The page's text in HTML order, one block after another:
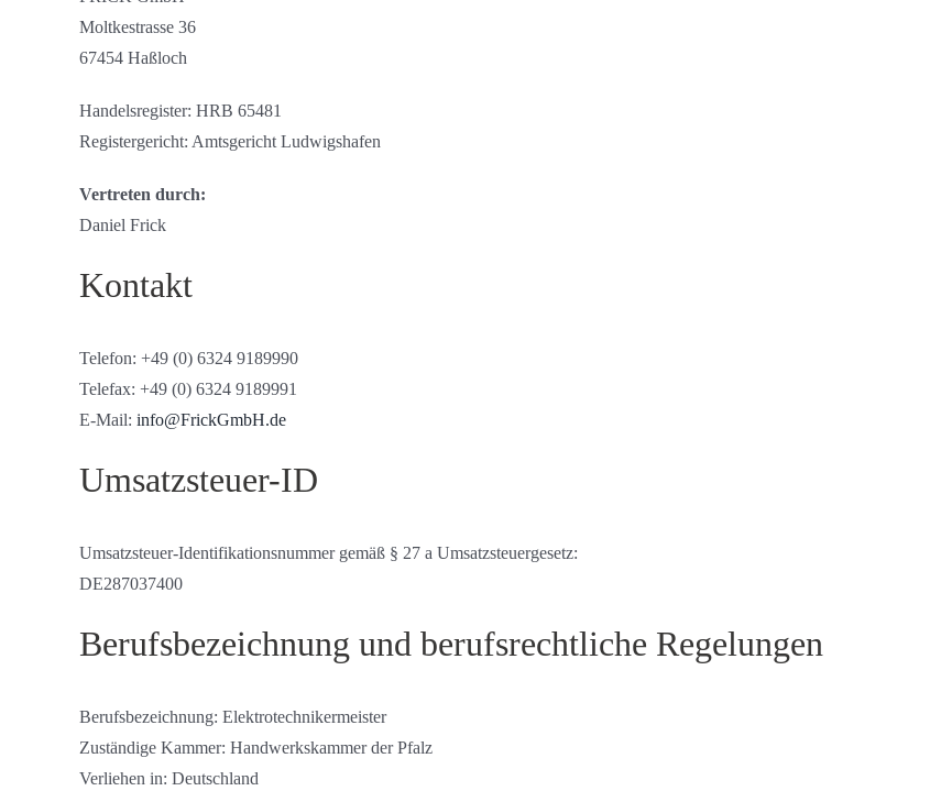
Moltkestrasse 36
67454 Haßloch
Handelsregister: HRB 65481
Registergericht: Amtsgericht Ludwigshafen
Vertreten durch:
Daniel Frick
Kontakt
Telefon: +49 (0) 6324 9189990
Telefax: +49 (0) 6324 9189991
E-Mail: info@FrickGmbH.de
Umsatzsteuer-ID
Umsatzsteuer-Identifikationsnummer gemäß § 27 a Umsatzsteuergesetz:
DE287037400
Berufsbezeichnung und berufsrechtliche Regelungen
Berufsbezeichnung: Elektrotechnikermeister
Zuständige Kammer: Handwerkskammer der Pfalz
Verliehen in: Deutschland